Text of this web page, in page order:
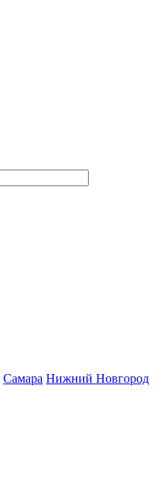
Самара Нижний Новгород